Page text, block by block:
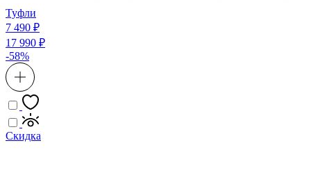
Туфли
7 490 ₽
17 990 ₽
-58%
Скидка